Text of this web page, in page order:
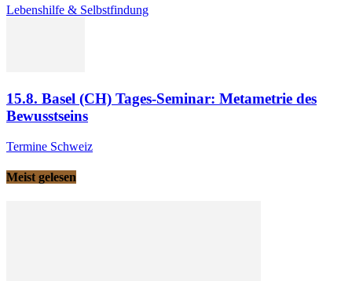
Lebenshilfe & Selbstfindung
15.8. Basel (CH) Tages-Seminar: Metametrie des
Bewusstseins
Termine Schweiz
Meist gelesen